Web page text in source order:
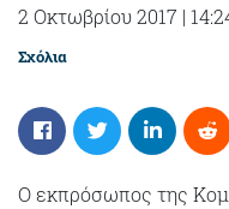
2 Οκτωβρίου 2017 |
Σχόλια
Ο εκπρόσωπος της